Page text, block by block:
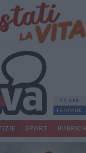
71.589
FANPAGE
SPORT